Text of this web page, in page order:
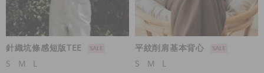
針織坑條感短版TEE
S
M
L
平紋削肩基本背心
S
M
L